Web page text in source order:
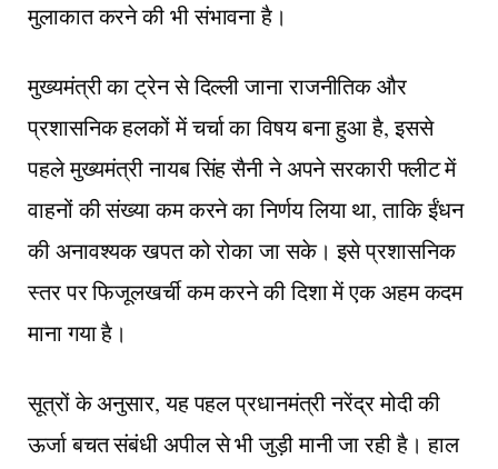
मुलाकात करने की भी संभावना है।
मुख्यमंत्री का ट्रेन से दिल्ली जाना राजनीतिक और
प्रशासनिक हलकों में चर्चा का विषय बना हुआ है, इससे
पहले मुख्यमंत्री नायब सिंह सैनी ने अपने सरकारी फ्लीट में
वाहनों की संख्या कम करने का निर्णय लिया था, ताकि ईंधन
की अनावश्यक खपत को रोका जा सके। इसे प्रशासनिक
स्तर पर फिजूलखर्ची कम करने की दिशा में एक अहम कदम
माना गया है।
सूत्रों के अनुसार, यह पहल प्रधानमंत्री नरेंद्र मोदी की
ऊर्जा बचत संबंधी अपील से भी जुड़ी मानी जा रही है। हाल